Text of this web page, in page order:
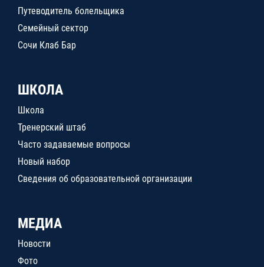
Путеводитель болельщика
Семейный сектор
Сочи Клаб Бар
ШКОЛА
Школа
Тренерский штаб
Часто задаваемые вопросы
Новый набор
Сведения об образовательной организации
МЕДИА
Новости
Фото